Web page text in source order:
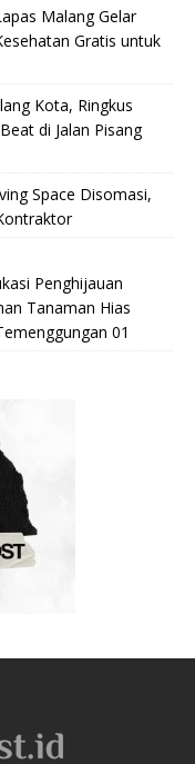
Malang Gelar
Gratis untuk
Kota, Ringkus
di Jalan Pisang
Space Disomasi,
Penghijauan
Tanaman Hias
01